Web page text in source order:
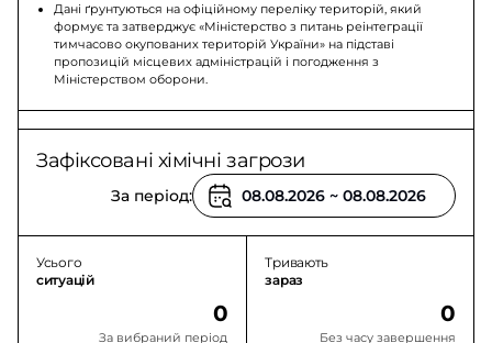
Дані ґрунтуються на офіційному переліку територій, який
формує та затверджує «Міністерство з питань реінтеграції
тимчасово окупованих територій України» на підставі
пропозицій місцевих адміністрацій і погодження з
Міністерством оборони.
Зафіксовані хімічні загрози
За період:
Усього
ситуацій
0
За вибраний період
Тривають
зараз
0
Без часу завершення